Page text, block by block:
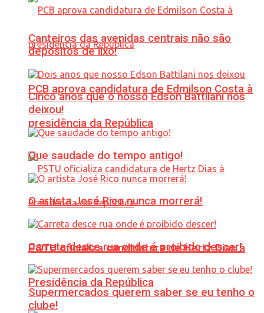
PCB aprova candidatura de Edmilson Costa à
presidência da República
PSTU oficializa candidatura de Hertz Dias à
Presidência da República
Canteiros das avenidas centrais não são
depósitos de lixo!
Cinco anos que o nosso Edson Battilani nos
deixou!
Que saudade do tempo antigo!
O artista José Rico nunca morrerá!
Carreta desce rua onde é proibido descer!
Supermercados querem saber se eu tenho o
clube!